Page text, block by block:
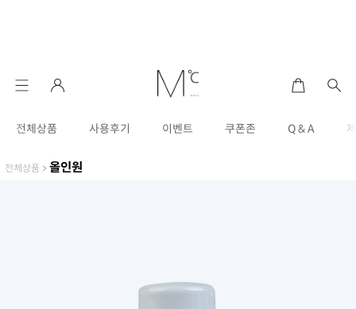
전체상품 사용후기 이벤트 쿠폰존 Q & A
전체상품 > 올인원